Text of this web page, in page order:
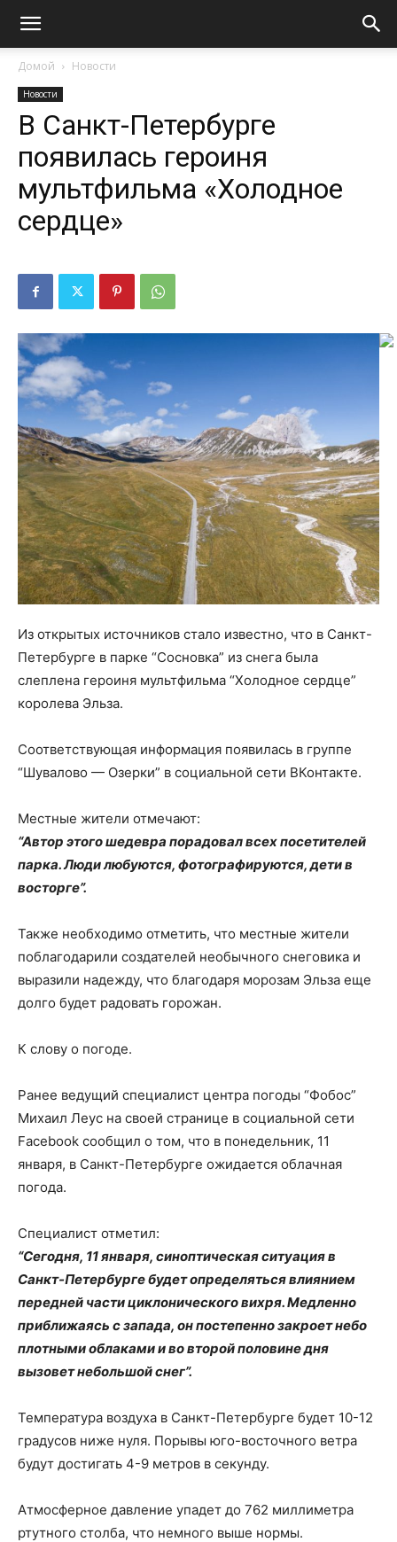
Домой Новости
Новости
В Санкт-Петербурге
появилась героиня
мультфильма «Холодное
сердце»
Из открытых источников стало известно, что в Санкт-
Петербурге в парке “Сосновка” из снега была
слеплена героиня мультфильма “Холодное сердце”
королева Эльза.
Соответствующая информация появилась в группе
“Шувалово — Озерки” в социальной сети ВКонтакте.
Местные жители отмечают:
“Автор этого шедевра порадовал всех посетителей
парка. Люди любуются, фотографируются, дети в
восторге”.
Также необходимо отметить, что местные жители
поблагодарили создателей необычного снеговика и
выразили надежду, что благодаря морозам Эльза еще
долго будет радовать горожан.
К слову о погоде.
Ранее ведущий специалист центра погоды “Фобос”
Михаил Леус на своей странице в социальной сети
Facebook сообщил о том, что в понедельник, 11
января, в Санкт-Петербурге ожидается облачная
погода.
Специалист отметил:
“Сегодня, 11 января, синоптическая ситуация в
Санкт-Петербурге будет определяться влиянием
передней части циклонического вихря. Медленно
приближаясь с запада, он постепенно закроет небо
плотными облаками и во второй половине дня
вызовет небольшой снег”.
Температура воздуха в Санкт-Петербурге будет 10-12
градусов ниже нуля. Порывы юго-восточного ветра
будут достигать 4-9 метров в секунду.
Атмосферное давление упадет до 762 миллиметра
ртутного столба, что немного выше нормы.